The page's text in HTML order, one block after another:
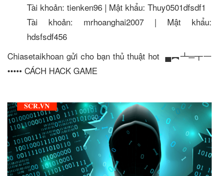
Tài khoản: tienken96 | Mật khẩu: Thuy0501dfsdf1
Tài khoản: mrhoanghai2007 | Mật khẩu:
hdsfsdf456
Chiasetaikhoan gửi cho bạn thủ thuật hot ▄︻┻═┳一
••••• CÁCH HACK GAME